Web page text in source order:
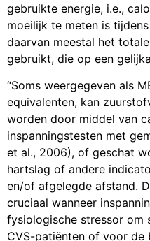
gebruikte energie, i.e.,
moeilijk te meten is
daarvan meestal het
gebruikt, die op een
“Soms weergegeven als
equivalenten, kan
worden door middel van
inspanningstesten met
et al., 2006), of geschat
hartslag of andere
en/of afgelegde afstand.
cruciaal wanneer
fysiologische stressor om
CVS-patiënten of voor de